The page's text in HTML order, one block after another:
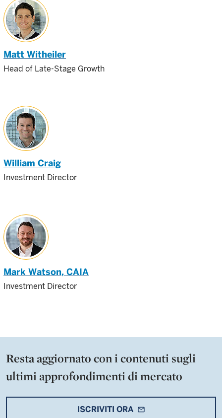
Matt Witheiler
Head of Late-Stage Growth
William Craig
Investment Director
Mark Watson, CAIA
Investment Director
Resta aggiornato con i contenuti sugli
ultimi approfondimenti di mercato
ISCRIVITI ORA mail_outline